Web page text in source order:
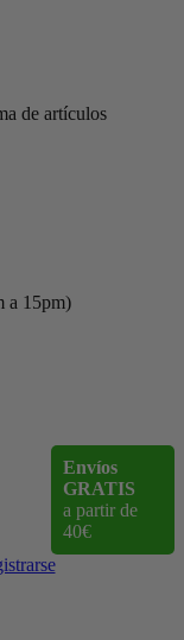
de artículos
a 15pm)
Envíos
GRATIS
a partir de
40€